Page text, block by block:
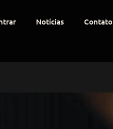
Notícias Contato